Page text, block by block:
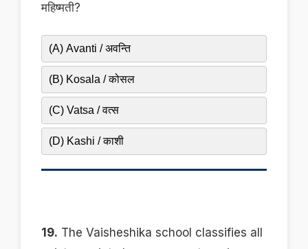
महिष्मती?
(A) Avanti / अवन्ति
(B) Kosala / कोसल
(C) Vatsa / वत्स
(D) Kashi / काशी
19. The Vaisheshika school classifies all